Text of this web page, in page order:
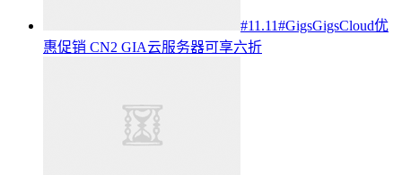
#11.11#GigsGigsCloud优
惠促销 CN2 GIA云服务器可享六折